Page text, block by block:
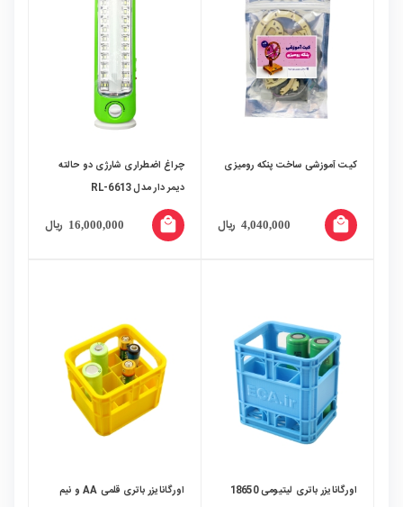
کیت آموزشی ساخت پنکه رومیزی
4,040,000 ریال local_mall
چراغ اضطراری شارژی دو حالته
دیمر دار مدل RL-6613
16,000,000 ریال local_mall
اورگانایزر باتری لیتیومی 18650
اورگانایزر باتری قلمی AA و نیم